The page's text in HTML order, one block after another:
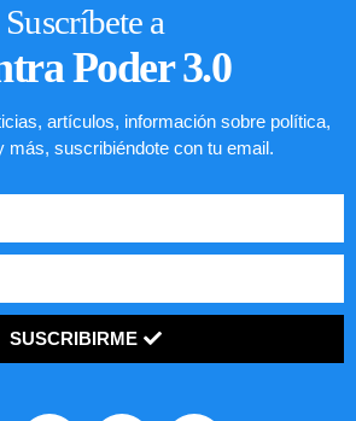
Suscríbete a
Poder 3.0
artículos, información sobre política,
más, suscribiéndote con tu email.
SUSCRIBIRME